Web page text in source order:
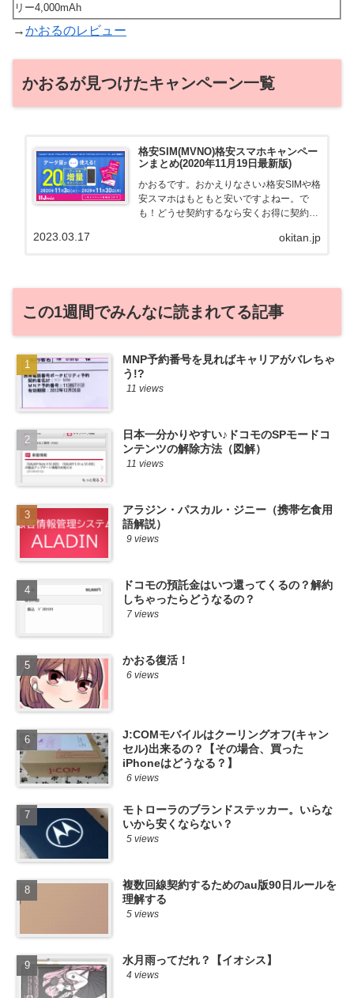
リー4,000mAh
→かおるのレビュー
かおるが見つけたキャンペーン一覧
格安SIM(MVNO)格安スマホキャンペー
ンまとめ(2020年11月19日最新版)
かおるです。おかえりなさい♪格安SIMや格
安スマホはもともと安いですよねー。で
も！どうせ契約するなら安くお得に契約し
る自身も、そういう案件を常に狙ってます
okitan.jp
2023.03.17
この1週間でみんなに読まれてる記事
MNP予約番号を見ればキャリアがバレちゃ
う!?
11 views
日本一分かりやすい♪ドコモのSPモードコ
ンテンツの解除方法（図解）
11 views
アラジン・パスカル・ジニー（携帯乞食用
語解説）
9 views
ドコモの預託金はいつ還ってくるの？解約
しちゃったらどうなるの？
7 views
かおる復活！
6 views
J:COMモバイルはクーリングオフ(キャン
セル)出来るの？【その場合、買った
iPhoneはどうなる？】
6 views
モトローラのブランドステッカー。いらな
いから安くならない？
5 views
複数回線契約するためのau版90日ルールを
理解する
5 views
水月雨ってだれ？【イオシス】
4 views